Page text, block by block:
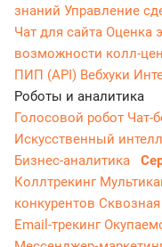
знаний Управление
Чат для сайта Оценка
возможности колл-
ПИП (API) Вебхуки
Роботы и аналитика
Голосовой робот Чат-
Искусственный
Бизнес-аналитика
Коллтрекинг
конкурентов
Email-трекинг